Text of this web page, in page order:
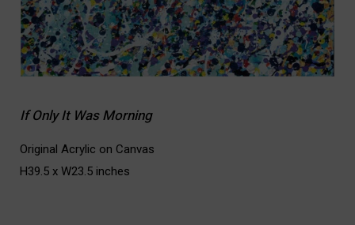
If Only It Was Morning
Original Acrylic on Canvas
H39.5 x W23.5 inches